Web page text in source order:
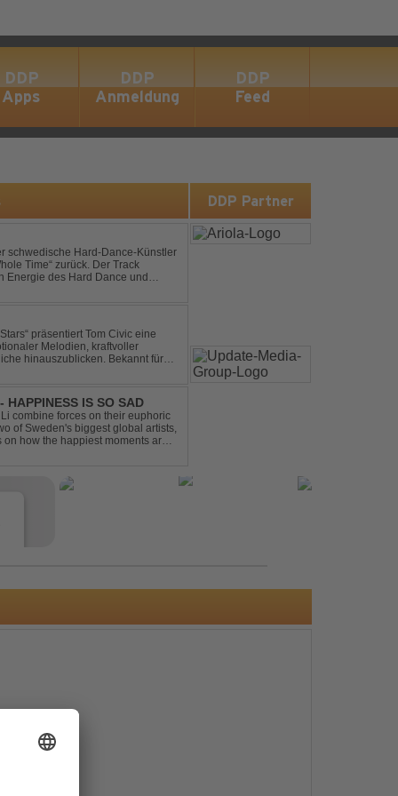
DDP
Apps
DDP
Anmeldung
DDP
Feed
schwedische Hard-Dance-Künstler
Time“ zurück. Der Track
Energie des Hard Dance und
Melodien, kraftvoller
Bekannt für
HAPPINESS IS SO SAD
combine forces on their euphoric
of Sweden's biggest global artists,
how the happiest moments are
DDP Partner